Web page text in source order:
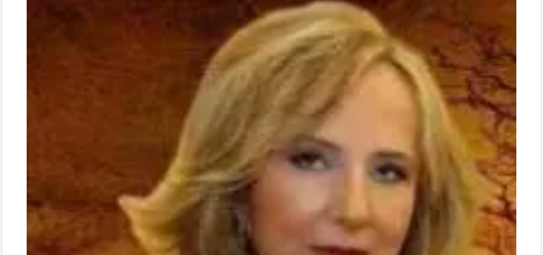
توارى
..!..
–
حياة
قالوش
مغلقة